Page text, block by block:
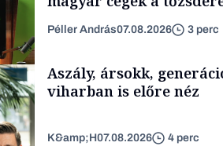
Péller András07.08.2026 3 perc
Aszály, ársokk,
viharban is előre néz
K&amp;H07.08.2026 4 perc